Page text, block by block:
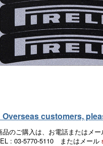
Overseas customers,
品のご購入は、お電話またはメ
: 03-5770-5110 またはメール